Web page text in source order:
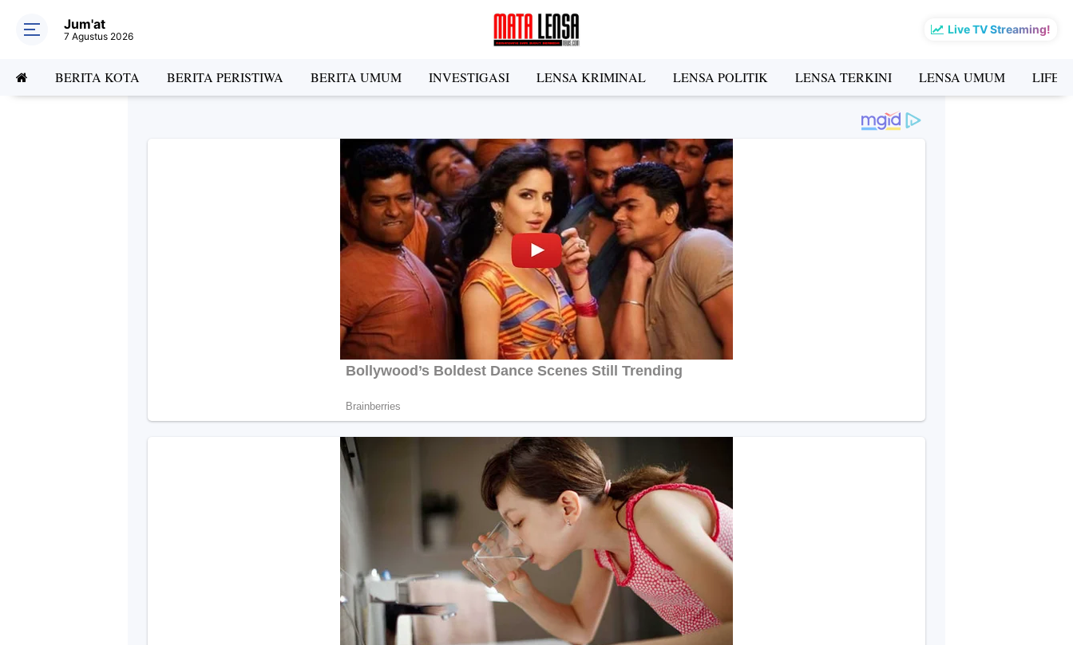
Live TV Streaming!
Jum'at
7 Agustus 2026
BERITA KOTA BERITA PERISTIWA BERITA UMUM INVESTIGASI LENSA KRIMINAL LENSA POLITIK LENSA TERKINI LENSA UMUM